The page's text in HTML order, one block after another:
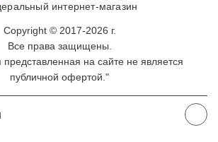
интернет-магазин
Copyright © 2017-2026 г.
Все права защищены.
на сайте не является
публичной офертой."